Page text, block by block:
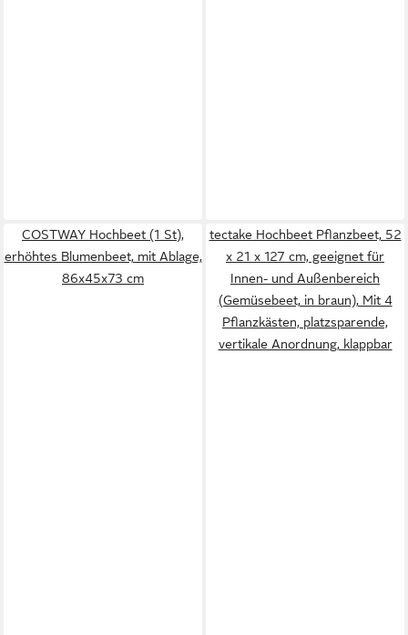
COSTWAY Hochbeet (1 St),
erhöhtes Blumenbeet, mit Ablage,
86x45x73 cm
tectake Hochbeet Pflanzbeet, 52
x 21 x 127 cm, geeignet für
Innen- und Außenbereich
(Gemüsebeet, in braun), Mit 4
Pflanzkästen, platzsparende,
vertikale Anordnung, klappbar